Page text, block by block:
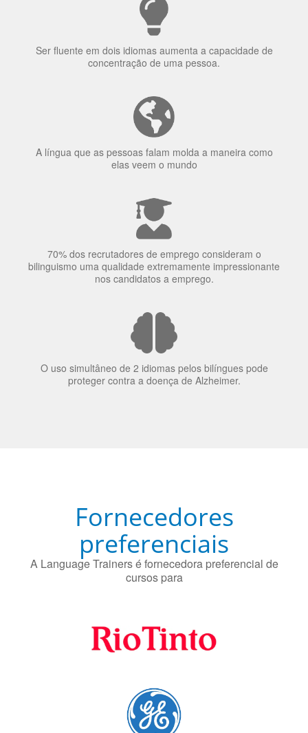
Ser fluente em dois idiomas aumenta a capacidade de
concentração de uma pessoa.
A língua que as pessoas falam molda a maneira como
elas veem o mundo
70% dos recrutadores de emprego consideram o
bilinguismo uma qualidade extremamente impressionante
nos candidatos a emprego.
O uso simultâneo de 2 idiomas pelos bilíngues pode
proteger contra a doença de Alzheimer.
Fornecedores
preferenciais
A Language Trainers é fornecedora preferencial de
cursos para